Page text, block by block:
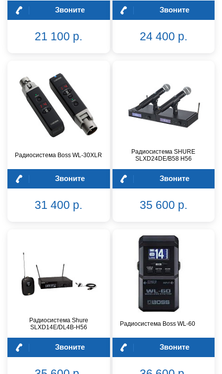
Звоните
21 100 р.
Звоните
24 400 р.
Радиосистема Boss WL-30XLR
Звоните
31 400 р.
Радиосистема SHURE
SLXD24DE/B58 H56
Звоните
35 600 р.
Радиосистема Shure
SLXD14E/DL4B-H56
Звоните
Радиосистема Boss WL-60
Звоните